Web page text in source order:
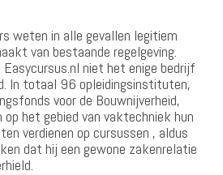
weten in alle gevallen legitiem
van bestaande regelgeving.
niet het enige bedrijf
In totaal 96 opleidingsinstituten,
voor de Bouwnijverheid,
het gebied van vaktechniek hun
verdienen op cursussen , aldus
dat hij een gewone zakenrelatie